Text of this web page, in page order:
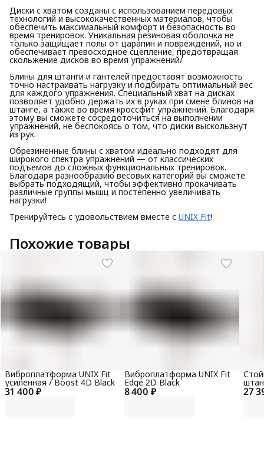
Диски с хватом созданы с использованием передовых
технологий и высококачественных материалов, чтобы
обеспечить максимальный комфорт и безопасность во
время тренировок. Уникальная резиновая оболочка не
только защищает полы от царапин и повреждений, но и
обеспечивает превосходное сцепление, предотвращая
скольжение дисков во время упражнений/
Блины для штанги и гантелей предоставят возможность
точно настраивать нагрузку и подбирать оптимальный вес
для каждого упражнения. Специальный хват на дисках
позволяет удобно держать их в руках при смене блинов на
штанге, а также во время кроссфит упражнений. Благодаря
этому вы сможете сосредоточиться на выполнении
упражнений, не беспокоясь о том, что диски выскользнут
из рук.
Обрезиненные блины с хватом идеально подходят для
широкого спектра упражнений — от классических
подъемов до сложных функциональных тренировок.
Благодаря разнообразию весовых категорий вы сможете
выбрать подходящий, чтобы эффективно прокачивать
различные группы мышц и постепенно увеличивать
нагрузки!
Тренируйтесь с удовольствием вместе с UNIX Fit!
Похожие товары
31 400 ₽
Виброплатформа UNIX Fit
усиленная / Boost 4D Black
8 400 ₽
Виброплатформа UNIX Fit
Edge 2D Black
27
PRO